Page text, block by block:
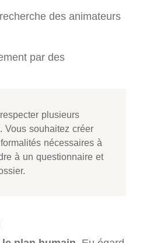
des animateurs
par des
plusieurs
Vous souhaitez créer
nécessaires à
à un questionnaire et